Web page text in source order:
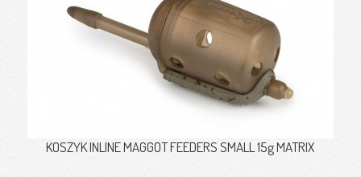
KOSZYK INLINE MAGGOT FEEDERS SMALL 15g MATRIX